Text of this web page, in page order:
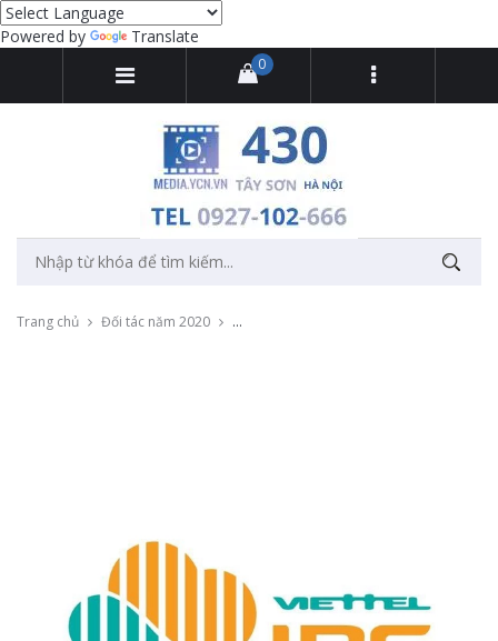
Powered by Translate
0
Trang chủ Đối tác năm 2020 Livestream talkshow với chủ đề "Phát